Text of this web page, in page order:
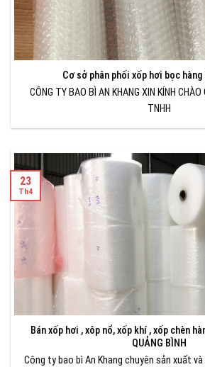
Cơ sở phân phối xốp hơi bọc
CÔNG TY BAO BÌ AN KHANG XIN KÍNH
TNHH
Bán xốp hơi , xôp nổ, xốp khí , xốp chèn
QUẢNG BÌNH
Công ty bao bì An Khang chuyên sản xuất
23
Th4